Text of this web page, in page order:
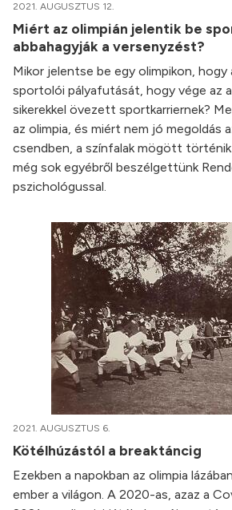
2021. AUGUSZTUS 12.
Miért az olimpián jelentik be
abbahagyják a versenyzést?
Mikor jelentse be egy olimpikon, hogy
sportolói pályafutását, hogy vége az
sikerekkel övezett sportkarriernek?
az olimpia, és miért nem jó megoldás
csendben, a színfalak mögött történik
még sok egyébről beszélgettünk
pszichológussal.
2021. AUGUSZTUS 6.
Kötélhúzástól a breaktáncig
Ezekben a napokban az olimpia
ember a világon. A 2020-as, azaz a